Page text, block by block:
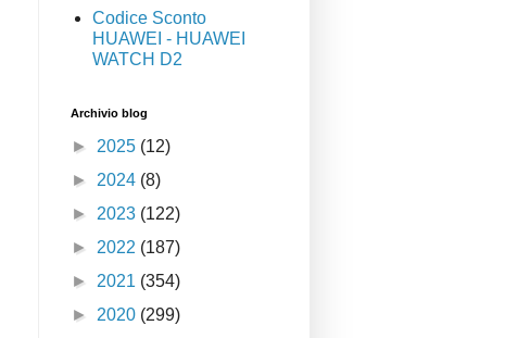
Codice Sconto
HUAWEI - HUAWEI
WATCH D2
Archivio blog
► 2025 (12)
► 2024 (8)
► 2023 (122)
► 2022 (187)
► 2021 (354)
► 2020 (299)